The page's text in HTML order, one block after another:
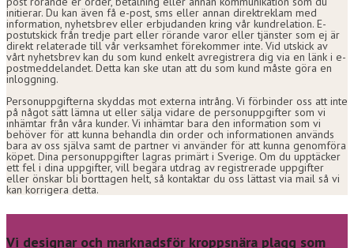
initierar. Du kan även få e-post, sms eller annan direktreklam med
information, nyhetsbrev eller erbjudanden kring vår kundrelation. E-
postutskick från tredje part eller rörande varor eller tjänster som ej är
direkt relaterade till vår verksamhet förekommer inte. Vid utskick av
vårt nyhetsbrev kan du som kund enkelt avregistrera dig via en länk i e-
postmeddelandet. Detta kan ske utan att du som kund måste göra en
inloggning.
Personuppgifterna skyddas mot externa intrång. Vi förbinder oss att inte
på något sätt lämna ut eller sälja vidare de personuppgifter som vi
inhämtar från våra kunder. Vi inhämtar bara den information som vi
behöver för att kunna behandla din order och informationen används
bara av oss själva samt de partner vi använder för att kunna genomföra
köpet. Dina personuppgifter lagras primärt i Sverige. Om du upptäcker
ett fel i dina uppgifter, vill begära utdrag av registrerade uppgifter
eller önskar bli borttagen helt, så kontaktar du oss lättast via mail så vi
kan korrigera detta.
Vi designar och marknadsför kroppsnära plagg som